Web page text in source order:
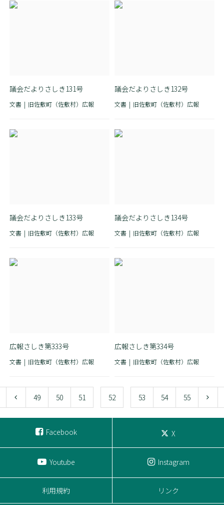
議会だよりさしき131号
文書 旧佐敷町（佐敷村）広報
議会だよりさしき132号
文書 旧佐敷町（佐敷村）広報
議会だよりさしき133号
文書 旧佐敷町（佐敷村）広報
議会だよりさしき134号
文書 旧佐敷町（佐敷村）広報
広報さしき第333号
文書 旧佐敷町（佐敷村）広報
広報さしき第334号
文書 旧佐敷町（佐敷村）広報
49 50 51 52 53 54 55
Facebook X
Youtube Instagram
利用規約 リンク